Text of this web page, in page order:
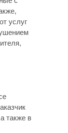
услуг
также в